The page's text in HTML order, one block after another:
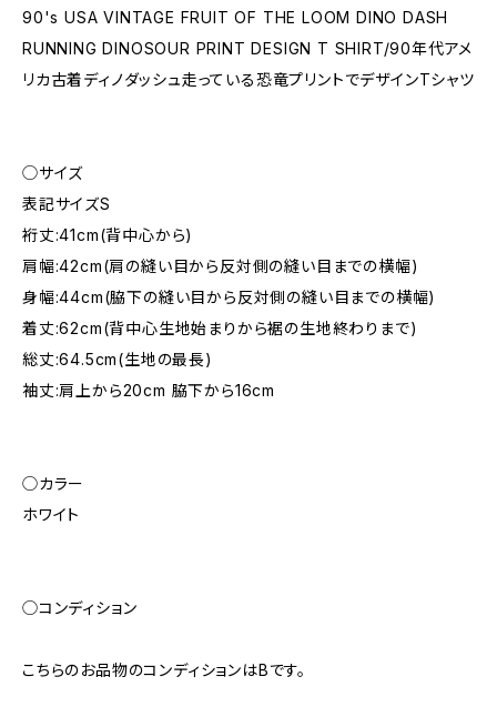
90's USA VINTAGE FRUIT OF THE LOOM DINO DASH
RUNNING DINOSOUR PRINT DESIGN T SHIRT/90年代アメ
リカ古着ディノダッシュ走っている恐竜プリントでデザインTシャツ
◯サイズ
表記サイズS
裄丈:41cm(背中心から)
肩幅:42cm(肩の縫い目から反対側の縫い目までの横幅)
身幅:44cm(脇下の縫い目から反対側の縫い目までの横幅)
着丈:62cm(背中心生地始まりから裾の生地終わりまで)
総丈:64.5cm(生地の最長)
袖丈:肩上から20cm 脇下から16cm
◯カラー
ホワイト
◯コンディション
こちらのお品物のコンディションはBです。